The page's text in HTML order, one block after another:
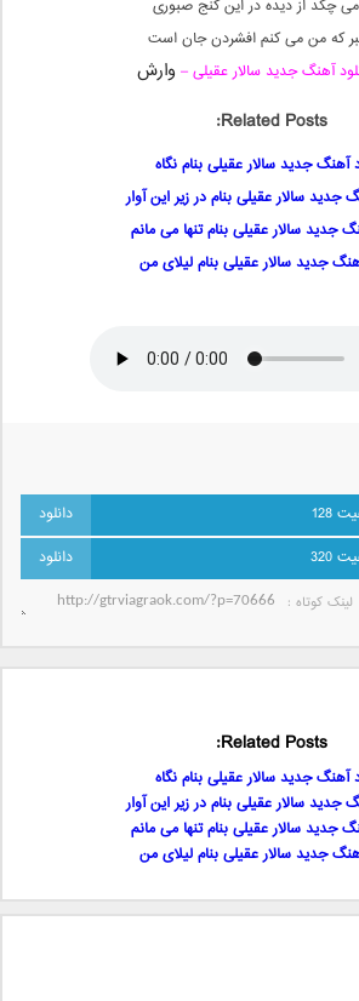
چکد از دیده در این کنج صبوری
که من می کنم افشردن جان است
آهنگ جدید سالار عقیلی – وارش
Related Posts:
آهنگ جدید سالار عقیلی بنام نگاه
جدید سالار عقیلی بنام در زیر این آوار
جدید سالار عقیلی بنام تنها می مانم
جدید سالار عقیلی بنام لیلای من
لینک کوتاه‌ :
Related Posts:
آهنگ جدید سالار عقیلی بنام نگاه
جدید سالار عقیلی بنام در زیر این آوار
جدید سالار عقیلی بنام تنها می مانم
جدید سالار عقیلی بنام لیلای من